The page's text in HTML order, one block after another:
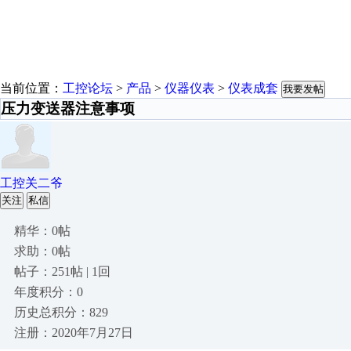
当前位置： 工控论坛 > 产品 > 仪器仪表 > 仪表成套 我要发帖
压力变送器注意事项
工控关二爷
关注 私信
精华：0帖
求助：0帖
帖子：251帖 | 1回
年度积分：0
历史总积分：829
注册：2020年7月27日